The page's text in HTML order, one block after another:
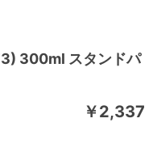
300ml スタンドパ
￥2,337